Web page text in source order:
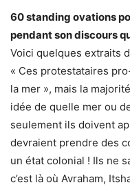
60 standing ovations
pendant son discours
Voici quelques extraits
« Ces protestataires
la mer », mais la
idée de quelle mer ou
seulement ils doivent
devraient prendre des
un état colonial ! Ils ne
c’est là où Avraham,